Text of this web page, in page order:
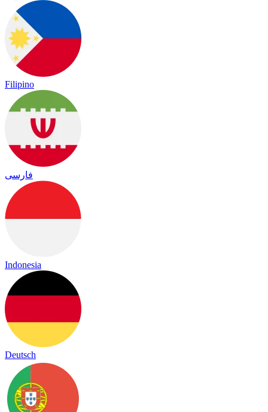
Filipino
فارسی
Indonesia
Deutsch